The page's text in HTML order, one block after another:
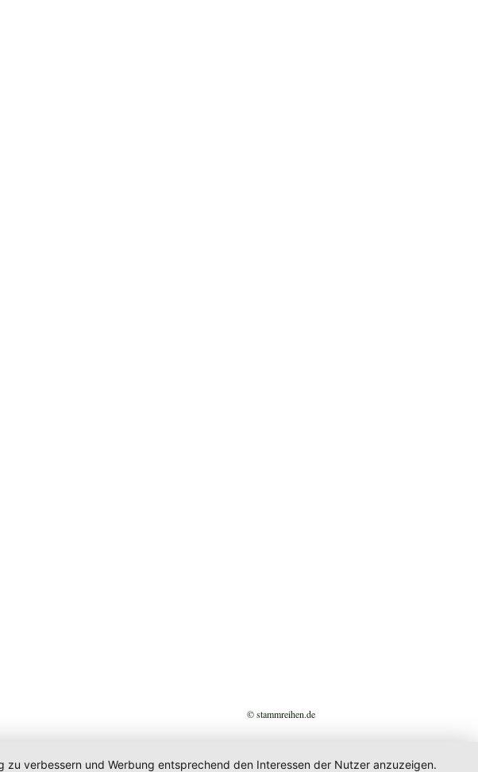
© stammreihen.de
verbessern und Werbung entsprechend den Interessen der Nutzer anzuzeigen.